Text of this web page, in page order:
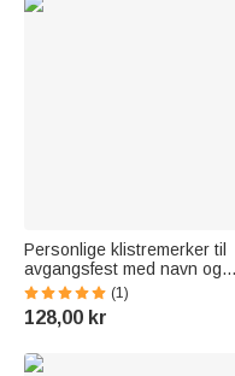
Personlige klistremerker til
avgangsfest med navn og
tekst – sett med 40 stk. til
gaveetiketter og
festdekorasjon for
(1)
128,00 kr